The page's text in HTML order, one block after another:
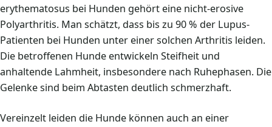
erythematosus bei Hunden gehört eine nicht-erosive
Polyarthritis. Man schätzt, dass bis zu 90 % der Lupus-
Patienten bei Hunden unter einer solchen Arthritis leiden.
Die betroffenen Hunde entwickeln Steifheit und
anhaltende Lahmheit, insbesondere nach Ruhephasen. Die
Gelenke sind beim Abtasten deutlich schmerzhaft.
Vereinzelt leiden die Hunde können auch an einer